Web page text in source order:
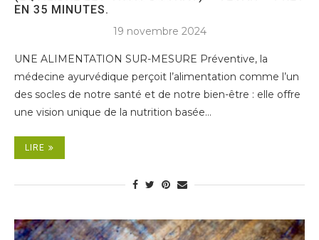
EN 35 MINUTES.
19 novembre 2024
UNE ALIMENTATION SUR-MESURE Préventive, la
médecine ayurvédique perçoit l’alimentation comme l’un
des socles de notre santé et de notre bien-être : elle offre
une vision unique de la nutrition basée…
LIRE